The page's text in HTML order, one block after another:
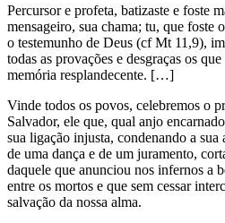
Percursor e profeta, batizaste e foste
mensageiro, sua chama; tu, que foste
o testemunho de Deus (cf Mt 11,9),
todas as provações e desgraças os
memória resplandecente. […]
Vinde todos os povos, celebremos o
Salvador, ele que, qual anjo
sua ligação injusta, condenando a sua
de uma dança e de um juramento,
daquele que anunciou nos infernos a
entre os mortos e que sem cessar
salvação da nossa alma.